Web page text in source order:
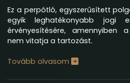
Ez a perpótló, egyszerűsített
egyik leghatékonyabb jogi
érvényesítésére, amennyiben
nem vitatja a tartozást.
Tovább olvasom